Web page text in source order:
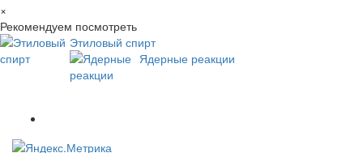
×
Рекомендуем посмотреть
Этиловый спирт
Ядерные реакции